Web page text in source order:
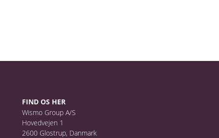
FIND OS HER
Wismo Group A/S
Hovedvejen 1
2600 Glostrup, Danmark